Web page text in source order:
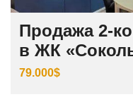
Продажа 2-
в ЖК
79.000$